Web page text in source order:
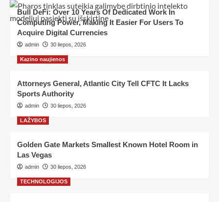
Bull DeFi: Over 10 Years Of Dedicated Work In
Computing Power, Making It Easier For Users To
Acquire Digital Currencies
admin 30 liepos, 2026
Kazino naujienos
Attorneys General, Atlantic City Tell CFTC It Lacks
Sports Authority
admin 30 liepos, 2026
LAŽYBOS
Golden Gate Markets Smallest Known Hotel Room in
Las Vegas
admin 30 liepos, 2026
TECHNOLOGIJOS